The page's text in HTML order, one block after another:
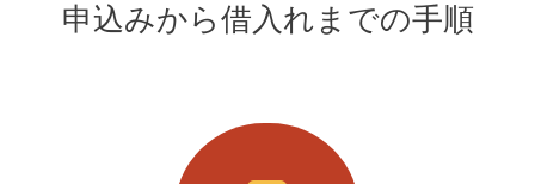
申込みから借入れまでの手順